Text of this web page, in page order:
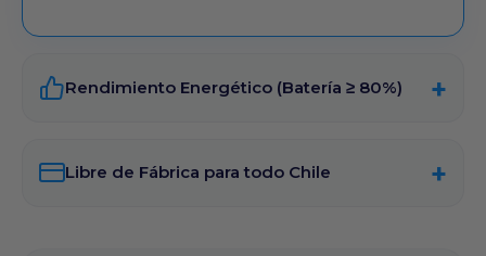
Rendimiento Energético (Batería ≥ 80%)
Libre de Fábrica para todo Chile